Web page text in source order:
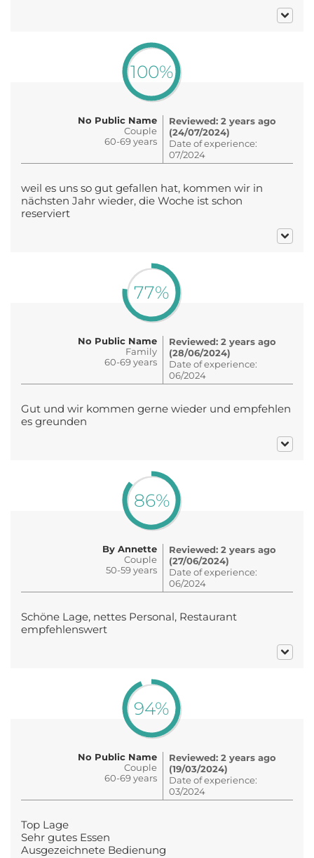
100%
No Public Name
Couple
60-69 years
Reviewed: 2 years ago
(24/07/2024)
Date of experience:
07/2024
weil es uns so gut gefallen hat, kommen wir in
nächsten Jahr wieder, die Woche ist schon
reserviert
77%
No Public Name
Family
60-69 years
Reviewed: 2 years ago
(28/06/2024)
Date of experience:
06/2024
Gut und wir kommen gerne wieder und empfehlen
es greunden
86%
By Annette
Couple
50-59 years
Reviewed: 2 years ago
(27/06/2024)
Date of experience:
06/2024
Schöne Lage, nettes Personal, Restaurant
empfehlenswert
94%
No Public Name
Couple
60-69 years
Reviewed: 2 years ago
(19/03/2024)
Date of experience:
03/2024
Top Lage
Sehr gutes Essen
Ausgezeichnete Bedienung